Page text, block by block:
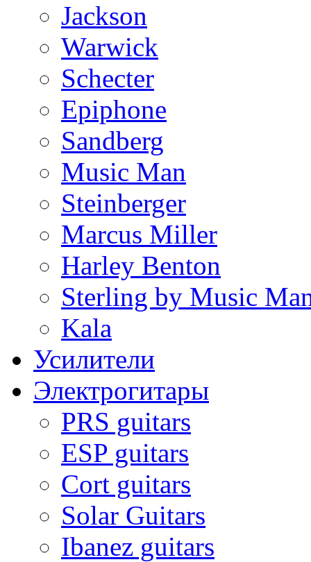
Jackson
Warwick
Schecter
Epiphone
Sandberg
Music Man
Steinberger
Marcus Miller
Harley Benton
Sterling by Music
Kala
Усилители
Электрогитары
PRS guitars
ESP guitars
Cort guitars
Solar Guitars
Ibanez guitars